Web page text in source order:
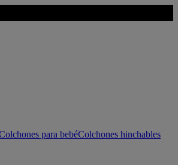
para bebéColchones hinchables